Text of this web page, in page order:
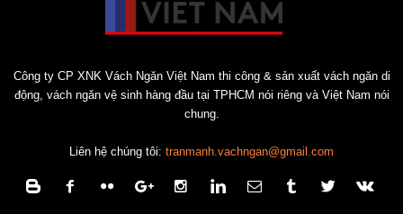
Công ty CP XNK Vách Ngăn Việt Nam thi công & sản xuất vách ngăn di
động, vách ngăn vệ sinh hàng đầu tại TPHCM nói riêng và Việt Nam nói
chung.
Liên hệ chúng tôi: tranmanh.vachngan@gmail.com